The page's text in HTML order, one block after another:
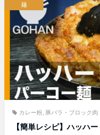
麺
カレー粉 豚バラ・ブロック肉
【簡単レシピ】ハッハ